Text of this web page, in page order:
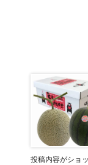
投稿内容がショ